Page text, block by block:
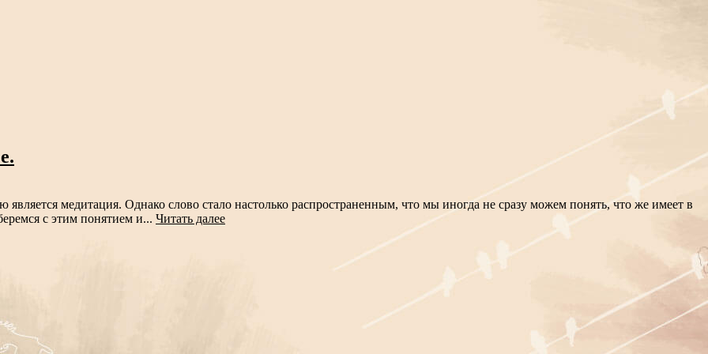
медитация. Однако слово стало настолько распространенным, что мы иногда не сразу можем понять, что же имеет в
с этим понятием и... Читать далее